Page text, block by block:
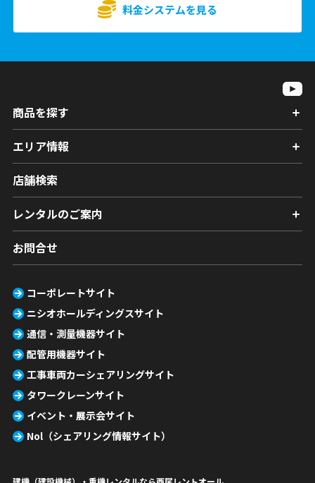
料金システムを見る
商品を探す
エリア情報
店舗検索
レンタルのご案内
お問合せ
コーポレートサイト
ニシオホールディングスサイト
通信・測量機器サイト
配管用機器サイト
工事車両カーシェアリングサイト
タワークレーンサイト
イベント・展示会サイト
Nol（シェアリング情報サイト）